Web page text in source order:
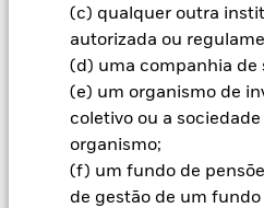
(c) qualquer outra
autorizada ou
(d) uma companhia de
(e) um organismo de
coletivo ou a
organismo;
(f) um fundo de
de gestão de um fundo
acções e dos títulos conexos com
procurar excluir Fundos que não
em matéria de ASG. Por
efetuar uma avaliação ética
Fundo antes de investirem no
pode ter um impacto negativo
Fundo em comparação com um
a essa mesma análise.
Todas as categorias de acções